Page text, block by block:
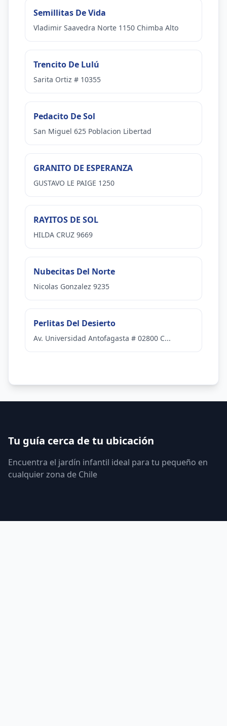
Semillitas De Vida
Vladimir Saavedra Norte 1150 Chimba Alto
Trencito De Lulú
Sarita Ortiz # 10355
Pedacito De Sol
San Miguel 625 Poblacion Libertad
GRANITO DE ESPERANZA
GUSTAVO LE PAIGE 1250
RAYITOS DE SOL
HILDA CRUZ 9669
Nubecitas Del Norte
Nicolas Gonzalez 9235
Perlitas Del Desierto
Av. Universidad Antofagasta # 02800 C...
Tu guía cerca de tu ubicación
Encuentra el jardín infantil ideal para tu pequeño en
cualquier zona de Chile